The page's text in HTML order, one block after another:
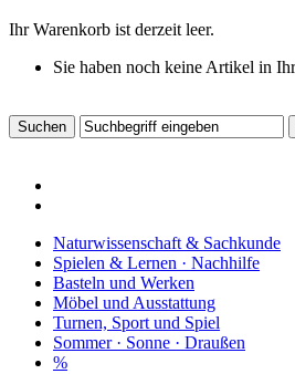
Ihr Warenkorb ist derzeit leer.
Sie haben noch keine Artikel in
Naturwissenschaft & Sachkunde
Spielen & Lernen · Nachhilfe
Basteln und Werken
Möbel und Ausstattung
Turnen, Sport und Spiel
Sommer · Sonne · Draußen
%